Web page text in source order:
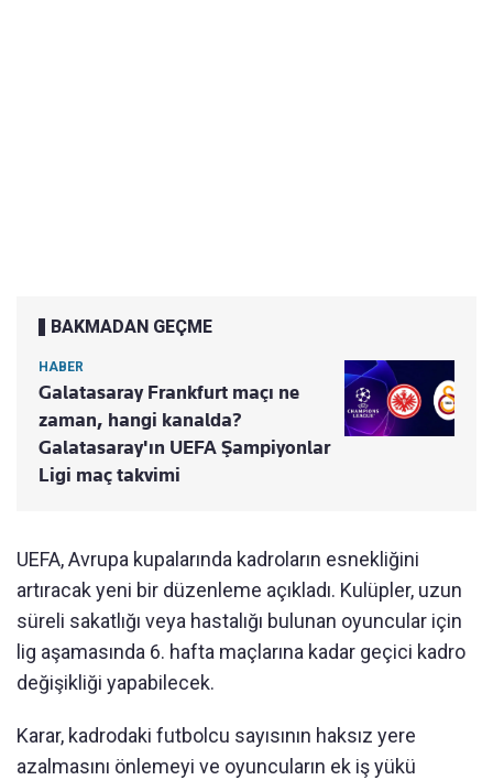
BAKMADAN GEÇME
HABER
Galatasaray Frankfurt maçı ne
zaman, hangi kanalda?
Galatasaray'ın UEFA Şampiyonlar
Ligi maç takvimi
UEFA, Avrupa kupalarında kadroların esnekliğini
artıracak yeni bir düzenleme açıkladı. Kulüpler, uzun
süreli sakatlığı veya hastalığı bulunan oyuncular için
lig aşamasında 6. hafta maçlarına kadar geçici kadro
değişikliği yapabilecek.
Karar, kadrodaki futbolcu sayısının haksız yere
azalmasını önlemeyi ve oyuncuların ek iş yükü